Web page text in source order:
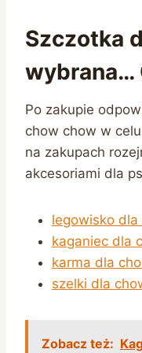
Szczotka
wybrana…
Po zakupie
chow chow w
na zakupach
akcesoriami dla
legowisko
kaganiec dla
karma dla
szelki dla
Zobacz też: